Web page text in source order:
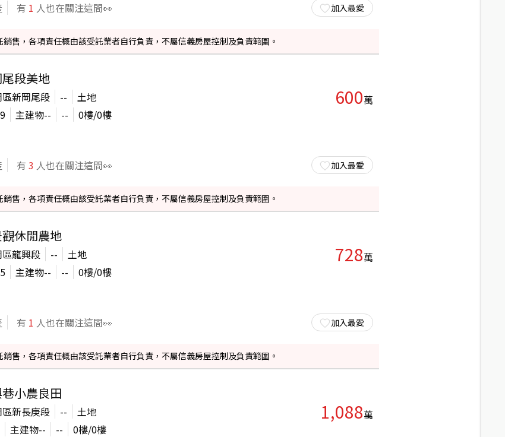
有 1 人也在關注這間👀 加入最愛
售，各項責任概由該受託業者自行負責，不屬信義房屋控制及負責範圍。
段美地
新岡尾段 --
土地
主建物-- -- 0樓/0樓
有 3 人也在關注這間👀
600萬
加入最愛
售，各項責任概由該受託業者自行負責，不屬信義房屋控制及負責範圍。
休閒農地
龍興段 --
土地
主建物-- -- 0樓/0樓
有 1 人也在關注這間👀
728萬
加入最愛
售，各項責任概由該受託業者自行負責，不屬信義房屋控制及負責範圍。
小農良田
新長庚段 --
土地
主建物-- -- 0樓/0樓
1,088萬